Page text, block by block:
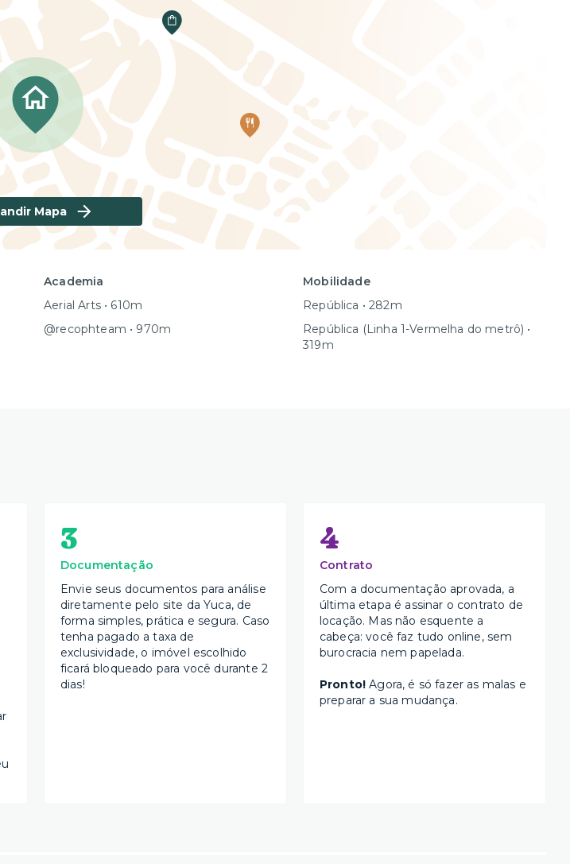
Mapa
Academia
Aerial Arts • 610m
@recophteam • 970m
Mobilidade
República • 282m
República (Linha 1-Vermelha do metrô) •
319m
3
Documentação
Envie seus documentos para análise
diretamente pelo site da Yuca, de
forma simples, prática e segura. Caso
tenha pagado a taxa de
exclusividade, o imóvel escolhido
ficará bloqueado para você durante 2
dias!
4
Contrato
Com a documentação aprovada, a
última etapa é assinar o contrato de
locação. Mas não esquente a
cabeça: você faz tudo online, sem
burocracia nem papelada.
Pronto! Agora, é só fazer as malas e
preparar a sua mudança.